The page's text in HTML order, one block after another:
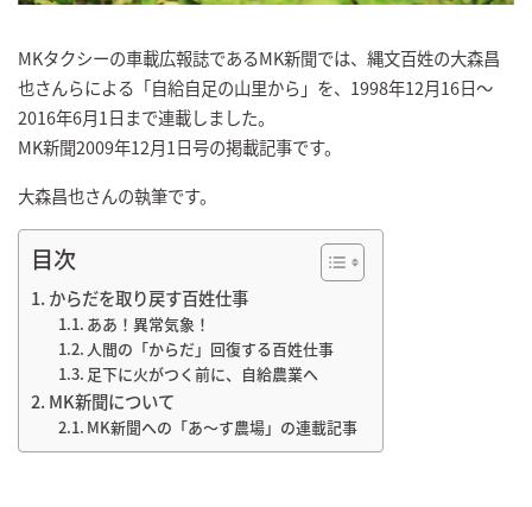
MKタクシーの車載広報誌であるMK新聞では、縄文百姓の大森昌
也さんらによる「自給自足の山里から」を、1998年12月16日～
2016年6月1日まで連載しました。
MK新聞2009年12月1日号の掲載記事です。
大森昌也さんの執筆です。
目次
からだを取り戻す百姓仕事
ああ！異常気象！
人間の「からだ」回復する百姓仕事
足下に火がつく前に、自給農業へ
MK新聞について
MK新聞への「あ～す農場」の連載記事